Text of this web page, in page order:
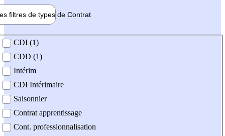
filtres de types de Contrat
contrat
CDI (1)
CDD (1)
Intérim
CDI Intérimaire
Saisonnier
Contrat apprentissage
Cont. professionnalisation